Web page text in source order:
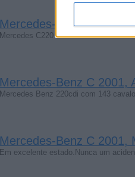
Mercedes-Benz C 2001
Mercedes C220 cDi 2001 Classic
Mercedes-Benz C 2001,
Mercedes Benz 220cdi com 143
Mercedes-Benz C 2001,
Em excelente estado.Nunca um